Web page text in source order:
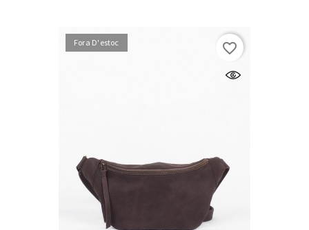
Fora D'estoc favorite_border